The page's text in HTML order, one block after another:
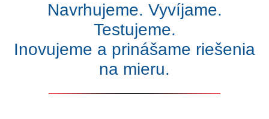
Navrhujeme. Vyvíjame.
Testujeme.
Inovujeme a prinášame riešenia
na mieru.